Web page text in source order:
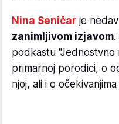
Nina Seničar je
zanimljivom izjavom.
podkastu "Jednostvno
primarnoj porodici, o
njoj, ali i o